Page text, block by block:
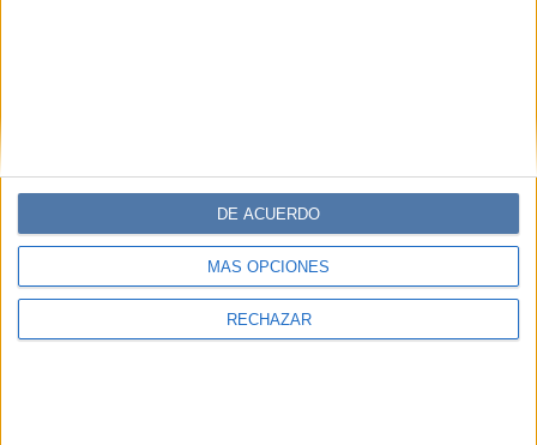
MÁS OPCIONES
RECHAZAR
DE ACUERDO